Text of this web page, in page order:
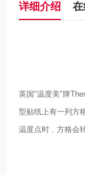
详细介绍
英国"温度美"牌
型贴纸上有一列方
温度点时﹐方格会